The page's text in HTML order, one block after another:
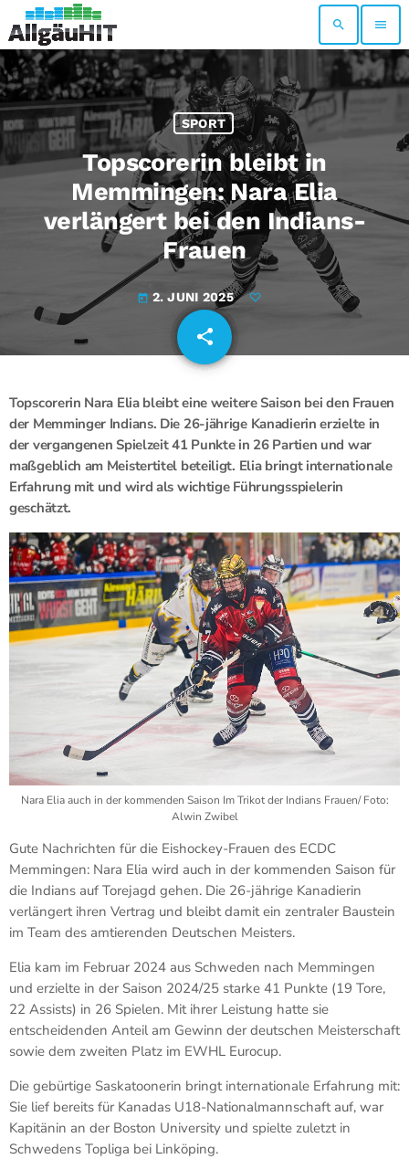
search menu
SPORT
Topscorerin bleibt in
Memmingen: Nara Elia
verlängert bei den Indians-
Frauen
today 2. JUNI 2025
share
email
Topscorerin Nara Elia bleibt eine weitere Saison bei den Frauen
der Memminger Indians. Die 26-jährige Kanadierin erzielte in
der vergangenen Spielzeit 41 Punkte in 26 Partien und war
maßgeblich am Meistertitel beteiligt. Elia bringt internationale
Erfahrung mit und wird als wichtige Führungsspielerin
geschätzt.
Nara Elia auch in der kommenden Saison Im Trikot der Indians Frauen/ Foto:
Alwin Zwibel
Gute Nachrichten für die Eishockey-Frauen des ECDC
Memmingen: Nara Elia wird auch in der kommenden Saison für
die Indians auf Torejagd gehen. Die 26-jährige Kanadierin
verlängert ihren Vertrag und bleibt damit ein zentraler Baustein
im Team des amtierenden Deutschen Meisters.
Elia kam im Februar 2024 aus Schweden nach Memmingen
und erzielte in der Saison 2024/25 starke 41 Punkte (19 Tore,
22 Assists) in 26 Spielen. Mit ihrer Leistung hatte sie
entscheidenden Anteil am Gewinn der deutschen Meisterschaft
sowie dem zweiten Platz im EWHL Eurocup.
Die gebürtige Saskatoonerin bringt internationale Erfahrung mit:
Sie lief bereits für Kanadas U18-Nationalmannschaft auf, war
Kapitänin an der Boston University und spielte zuletzt in
Schwedens Topliga bei Linköping.